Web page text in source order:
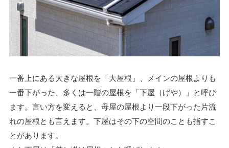
一番上にある大きな屋根を「大屋根」、メインの屋根よりも
一番下がった、多くは一階の屋根を「下屋（げや）」と呼び
ます。言い方を変えると、母屋の屋根より一段下がった片流
れの屋根とも言えます。下屋はその下の空間のことも指すこ
とがあります。